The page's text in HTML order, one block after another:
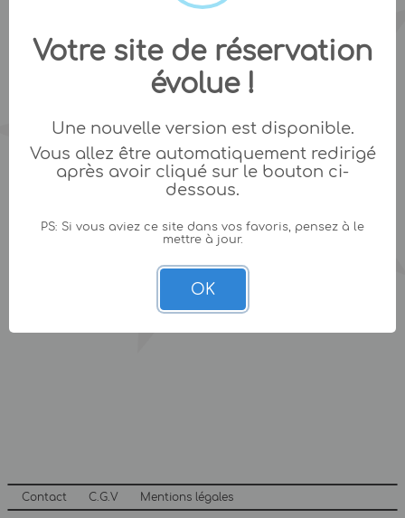
Contact C.G.V Mentions légales
Votre site de réservation
évolue !
Une nouvelle version est disponible.
Vous allez être automatiquement redirigé
après avoir cliqué sur le bouton ci-
dessous.
PS: Si vous aviez ce site dans vos favoris, pensez à le
mettre à jour.
OK